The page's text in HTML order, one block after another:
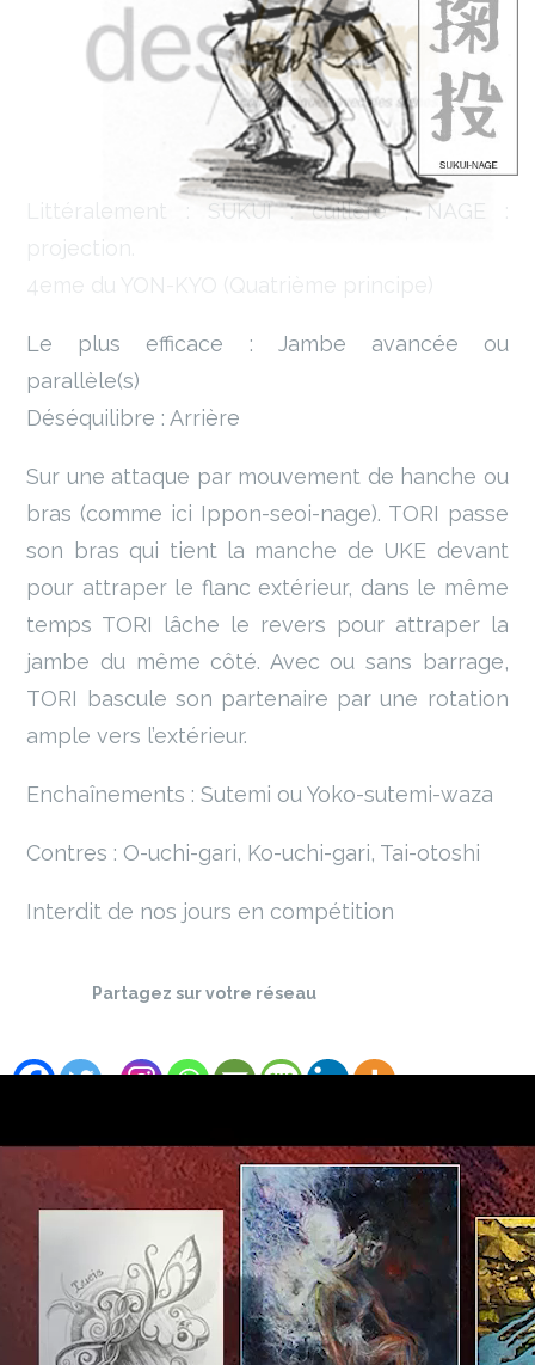
Littéralement : SUKUI : cuillère ; NAGE :
projection.
Le plus efficace : Jambe avancée ou
parallèle(s)
Déséquilibre : Arrière
Sur une attaque par mouvement de hanche ou
bras (comme ici Ippon-seoi-nage). TORI passe
son bras qui tient la manche de UKE devant
pour attraper le flanc extérieur, dans le même
temps TORI lâche le revers pour attraper la
jambe du même côté. Avec ou sans barrage,
TORI bascule son partenaire par une rotation
ample vers l’extérieur.
Enchaînements : Sutemi ou Yoko-sutemi-waza
Contres : O-uchi-gari, Ko-uchi-gari, Tai-otoshi
Interdit de nos jours en compétition
Partagez sur votre réseau